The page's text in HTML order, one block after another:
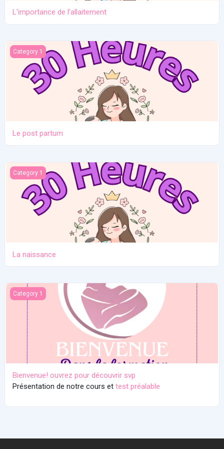
L'importance de l'allaitement
Le post partum
Category 1
Le post partum
La naissance
Category 1
La naissance
Bienvenue! ouvrez pour découvrir svp
Category 1
Bienvenue! ouvrez pour découvrir svp
Présentation de notre cours et test préalable